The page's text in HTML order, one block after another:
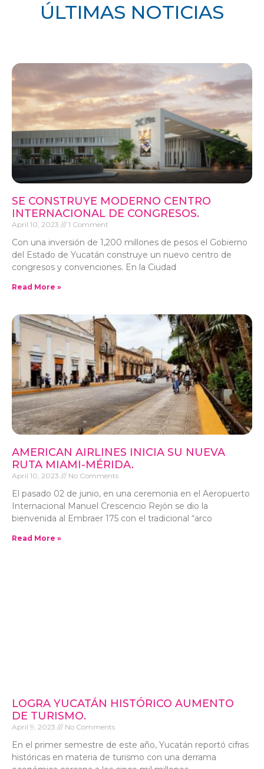
ÚLTIMAS NOTICIAS
SE CONSTRUYE MODERNO CENTRO
INTERNACIONAL DE CONGRESOS.
April 10, 2023 1 Comment
Con una inversión de 1,200 millones de pesos el Gobierno
del Estado de Yucatán construye un nuevo centro de
congresos y convenciones. En la Ciudad
Read More »
AMERICAN AIRLINES INICIA SU NUEVA
RUTA MIAMI-MÉRIDA.
April 10, 2023 No Comments
El pasado 02 de junio, en una ceremonia en el Aeropuerto
Internacional Manuel Crescencio Rejón se dio la
bienvenida al Embraer 175 con el tradicional “arco
Read More »
LOGRA YUCATÁN HISTÓRICO AUMENTO
DE TURISMO.
April 9, 2023 No Comments
En el primer semestre de este año, Yucatán reportó cifras
históricas en materia de turismo con una derrama